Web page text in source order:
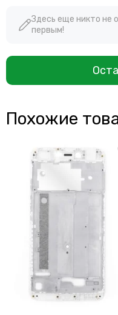
Здесь еще никто не
первым!
Похожие